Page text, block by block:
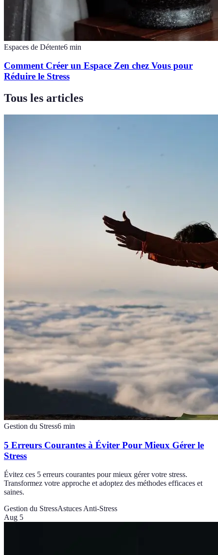
Espaces de Détente6 min
Comment Créer un Espace Zen chez Vous pour
Réduire le Stress
Tous les articles
Gestion du Stress6 min
5 Erreurs Courantes à Éviter Pour Mieux Gérer le
Stress
Évitez ces 5 erreurs courantes pour mieux gérer votre stress.
Transformez votre approche et adoptez des méthodes efficaces et
saines.
Gestion du StressAstuces Anti-Stress
Aug 5